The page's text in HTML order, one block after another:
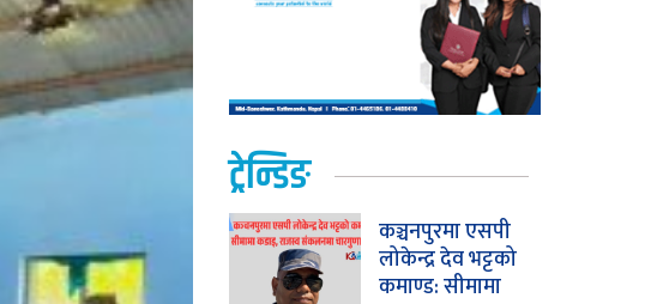
ट्रेन्डिङ
कञ्चनपुरमा एसपी
लोकेन्द्र देव भट्टको
कमाण्ड: सीमामा